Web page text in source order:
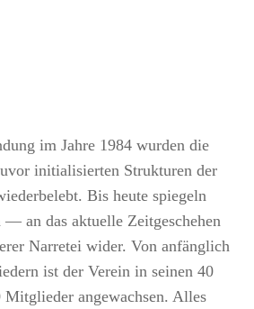
im Jahre 1984 wurden die
initialisierten Strukturen der
Bis heute spiegeln
an das aktuelle Zeitgeschehen
Narretei wider. Von anfänglich
ist der Verein in seinen 40
Mitglieder angewachsen. Alles